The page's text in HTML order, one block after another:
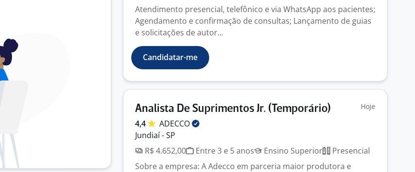
Atendimento presencial, telefônico e via WhatsApp aos pacientes;
Agendamento e confirmação de consultas; Lançamento de guias
e solicitações de autor...
Candidatar-me
Analista De Suprimentos Jr. (Temporário) Hoje
4,4
ADECCO
Jundiaí - SP
R$ 4.652,00
Entre 3 e 5 anos Ensino Superior
Presencial
Sobre a empresa: A Adecco em parceria maior produtora e